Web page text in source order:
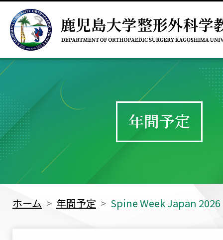
年間予定
ホーム 年間予定 Spine Week Japan 2026